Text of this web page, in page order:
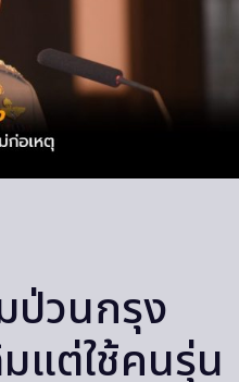
ป่วนกรุง
แต่ใช้คนรุ่น